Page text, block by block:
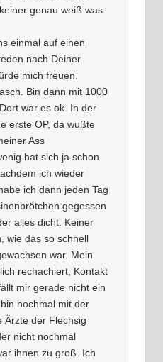
genau weiß was
einmal auf einen
nach Deiner
mich freuen.
Bin dann mit 1000
war es ok. In der
erste OP, da wußte
Ass
hat sich ja schon
ich wieder
ich dann jeden Tag
gegessen
alles dicht. Keiner
wie das so schnell
war. Mein
rechachiert, Kontakt
mir gerade nicht ein
nochmal mit der
Ärzte der Flechsig
nicht nochmal
ihnen zu groß. Ich